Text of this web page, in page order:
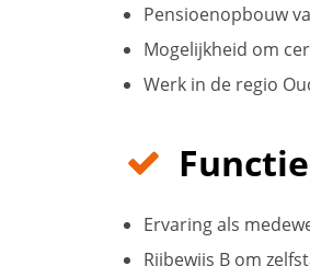
Pensioenopbouw
Mogelijkheid om
Werk in de regio
Ervaring als
Rijbewijs B om